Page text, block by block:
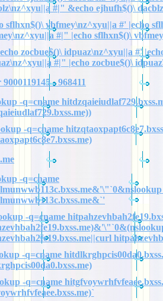
#|" &echo ejhufh$()\
sflhxn$()\ vbfmey\nz^xyu||a #' |echo
#|" |echo sflhxn$()\
zocbue$()\ idpuaz\nz^xyu||a #'
#|" |echo zocbue$()\
- 968411
-q=cname
-q=cname
-q=cname
-q=cname
-q=cname
-q=cname